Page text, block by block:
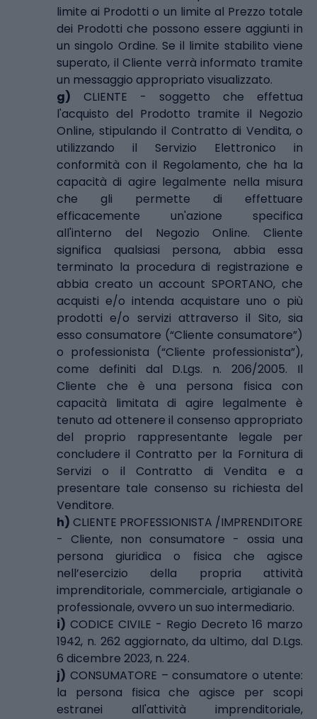
limite ai Prodotti o un limite al Prezzo totale
dei Prodotti che possono essere aggiunti in
un singolo Ordine. Se il limite stabilito viene
superato, il Cliente verrà informato tramite
un messaggio appropriato visualizzato.
g) CLIENTE - soggetto che effettua
l'acquisto del Prodotto tramite il Negozio
Online, stipulando il Contratto di Vendita, o
utilizzando il Servizio Elettronico in
conformità con il Regolamento, che ha la
capacità di agire legalmente nella misura
che gli permette di effettuare
efficacemente un'azione specifica
all'interno del Negozio Online. Cliente
significa qualsiasi persona, abbia essa
terminato la procedura di registrazione e
abbia creato un account SPORTANO, che
acquisti e/o intenda acquistare uno o più
prodotti e/o servizi attraverso il Sito, sia
esso consumatore (“Cliente consumatore”)
o professionista (“Cliente professionista”),
come definiti dal D.Lgs. n. 206/2005. Il
Cliente che è una persona fisica con
capacità limitata di agire legalmente è
tenuto ad ottenere il consenso appropriato
del proprio rappresentante legale per
concludere il Contratto per la Fornitura di
Servizi o il Contratto di Vendita e a
presentare tale consenso su richiesta del
Venditore.
h) CLIENTE PROFESSIONISTA /IMPRENDITORE
- Cliente, non consumatore - ossia una
persona giuridica o fisica che agisce
nell’esercizio della propria attività
imprenditoriale, commerciale, artigianale o
professionale, ovvero un suo intermediario.
i) CODICE CIVILE - Regio Decreto 16 marzo
1942, n. 262 aggiornato, da ultimo, dal D.Lgs.
6 dicembre 2023, n. 224.
j) CONSUMATORE – consumatore o utente:
la persona fisica che agisce per scopi
estranei all'attività imprenditoriale,